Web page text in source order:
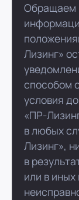
Обращаем
Лизинг»
способом
условия
«ПР-
в любых
Лизинг»,
в
или в